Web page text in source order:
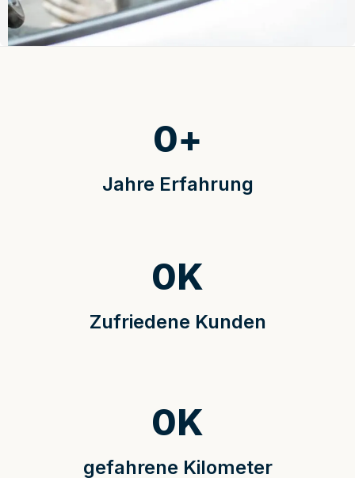
Jahre Erfahrung
0+
Zufriedene Kunden
0K
gefahrene Kilometer
0K